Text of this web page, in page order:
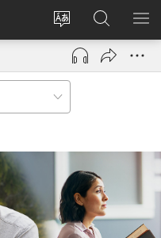
サ
イ
ト
の
言
を
変
え
る
ロ
グ
ン
し
タ
開
く）
JW.ORG
の
検
メ
を